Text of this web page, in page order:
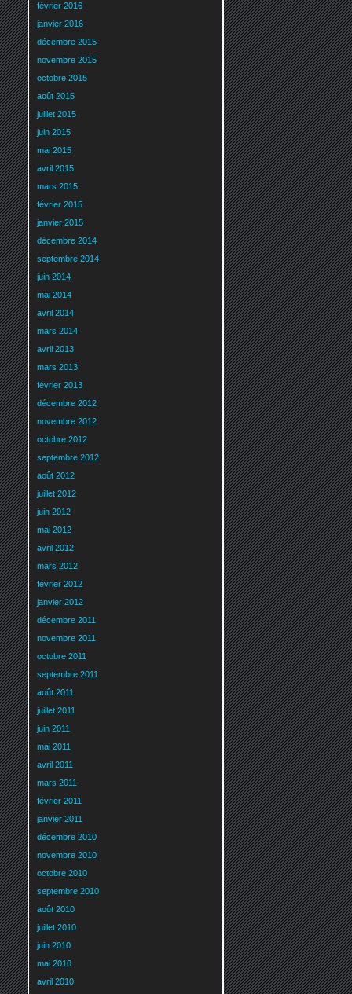
février 2016
janvier 2016
décembre 2015
novembre 2015
octobre 2015
août 2015
juillet 2015
juin 2015
mai 2015
avril 2015
mars 2015
février 2015
janvier 2015
décembre 2014
septembre 2014
juin 2014
mai 2014
avril 2014
mars 2014
avril 2013
mars 2013
février 2013
décembre 2012
novembre 2012
octobre 2012
septembre 2012
août 2012
juillet 2012
juin 2012
mai 2012
avril 2012
mars 2012
février 2012
janvier 2012
décembre 2011
novembre 2011
octobre 2011
septembre 2011
août 2011
juillet 2011
juin 2011
mai 2011
avril 2011
mars 2011
février 2011
janvier 2011
décembre 2010
novembre 2010
octobre 2010
septembre 2010
août 2010
juillet 2010
juin 2010
mai 2010
avril 2010